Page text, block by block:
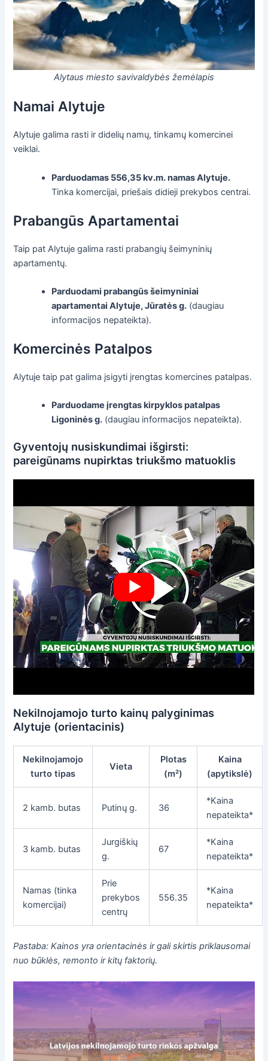
Alytaus miesto savivaldybės žemėlapis
Namai Alytuje
Alytuje galima rasti ir didelių namų, tinkamų komercinei
veiklai.
Parduodamas 556,35 kv.m. namas Alytuje.
Tinka komercijai, priešais didieji prekybos centrai.
Prabangūs Apartamentai
Taip pat Alytuje galima rasti prabangių šeimyninių
apartamentų.
Parduodami prabangūs šeimyniniai
apartamentai Alytuje, Jūratės g. (daugiau
informacijos nepateikta).
Komercinės Patalpos
Alytuje taip pat galima įsigyti įrengtas komercines patalpas.
Parduodame įrengtas kirpyklos patalpas
Ligoninės g. (daugiau informacijos nepateikta).
Gyventojų nusiskundimai išgirsti:
pareigūnams nupirktas triukšmo matuoklis
Nekilnojamojo turto kainų palyginimas
Alytuje (orientacinis)
Nekilnojamojo
turto tipas
Vieta
Plotas
(m²)
Kaina
(apytikslė)
2 kamb. butas Putinų g. 36
*Kaina
nepateikta*
3 kamb. butas
Jurgiškių
g.
67
*Kaina
nepateikta*
Namas (tinka
komercijai)
Prie
prekybos
centrų
556.35
*Kaina
nepateikta*
Pastaba: Kainos yra orientacinės ir gali skirtis priklausomai
nuo būklės, remonto ir kitų faktorių.